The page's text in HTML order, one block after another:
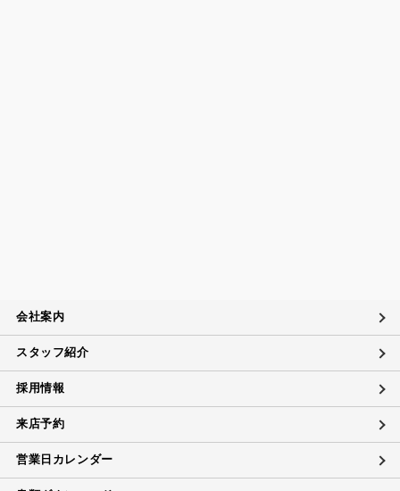
会社案内
スタッフ紹介
採用情報
来店予約
営業日カレンダー